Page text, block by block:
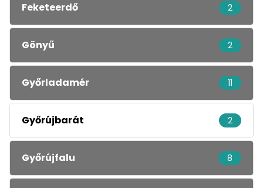
Feketeerdő 2
Gönyű 2
Győrladamér 11
Győrújbarát 2
Győrújfalu 8